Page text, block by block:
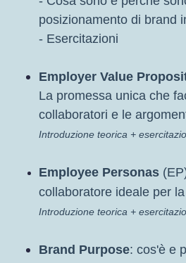
posizionamento di brand
- Esercitazioni
Employer Value
La promessa unica che
collaboratori e le
Introduzione teorica + e
Employee Personas
collaboratore ideale per
Introduzione teorica + e
Brand Purpose: cos'è e